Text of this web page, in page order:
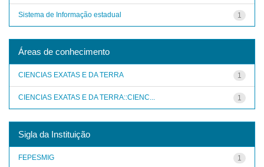
1
Sistema de Informação estadual
Áreas de conhecimento
1
CIENCIAS EXATAS E DA TERRA
1
CIENCIAS EXATAS E DA TERRA::CIENC...
Sigla da Instituição
1
FEPESMIG